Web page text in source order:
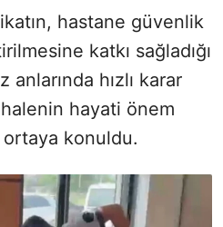
hastane güvenlik
katkı sağladığı
anlarında hızlı karar
hayati önem
ortaya konuldu.